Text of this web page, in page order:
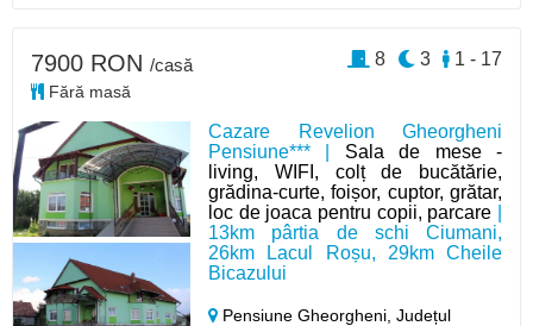
Cazare Revelion Gheorgheni
Pensiune*** | Sala de mese -
living, WIFI, colț de bucătărie,
grădina-curte, foișor, cuptor, grătar,
loc de joaca pentru copii, parcare
13km pârtia de schi Ciumani,
26km Lacul Roșu, 29km Cheile
Bicazului
Pensiune Gheorgheni,Județul
7900 RON /casă
Fără masă
1 - 17
3
8